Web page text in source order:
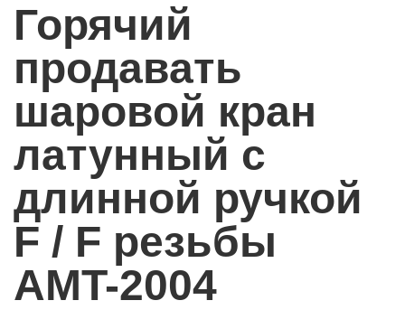
Горячий
продавать
шаровой кран
латунный с
длинной ручкой
F / F резьбы
AMT-2004